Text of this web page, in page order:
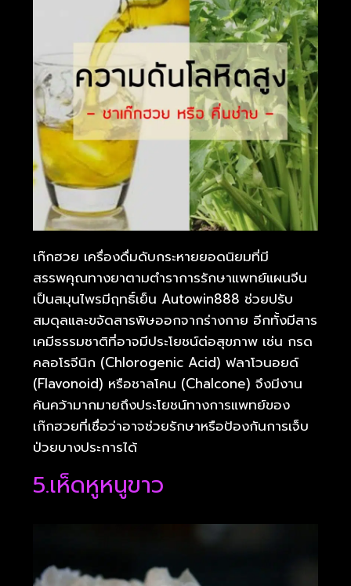
เก๊กฮวย เครื่องดื่มดับกระหายยอดนิยมที่มี
สรรพคุณทางยาตามตำราการรักษาแพทย์แผนจีน
เป็นสมุนไพรมีฤทธิ์เย็น Autowin888 ช่วยปรับ
สมดุลและขจัดสารพิษออกจากร่างกาย อีกทั้งมีสาร
เคมีธรรมชาติที่อาจมีประโยชน์ต่อสุขภาพ เช่น กรด
คลอโรจีนิก (Chlorogenic Acid) ฟลาโวนอยด์
(Flavonoid) หรือชาลโคน (Chalcone) จึงมีงาน
ค้นคว้ามากมายถึงประโยชน์ทางการแพทย์ของ
เก๊กฮวยที่เชื่อว่าอาจช่วยรักษาหรือป้องกันการเจ็บ
ป่วยบางประการได้
5.เห็ดหูหนูขาว